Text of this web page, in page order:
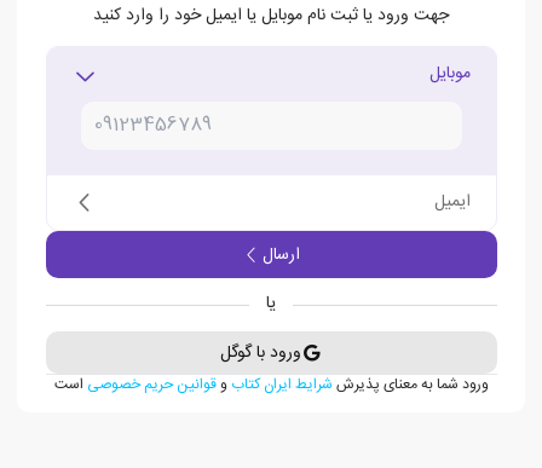
جهت ورود یا ثبت نام موبایل یا ایمیل خود را وارد کنید
موبایل
ایمیل
ارسال
یا
ورود با گوگل
ورود شما به معنای پذیرش شرایط ایران کتاب وقوانین حریم خصوصی است